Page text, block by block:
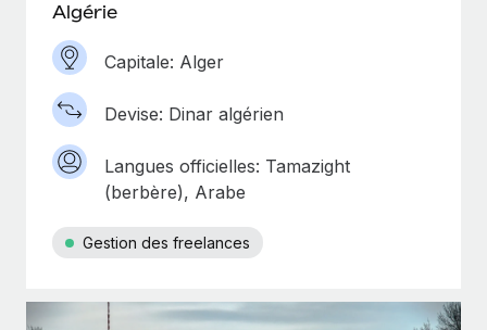
Algérie
Capitale: Alger
Devise: Dinar algérien
Langues officielles: Tamazight
(berbère), Arabe
Gestion des freelances